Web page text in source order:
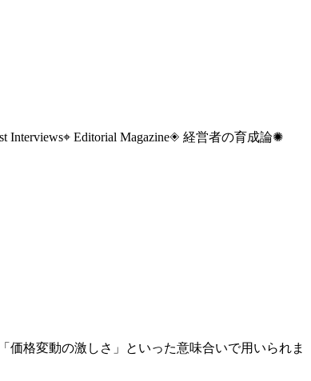
Interviews⌖ Editorial Magazine◈ 経営者の育成論✺
格変動の激しさ」といった意味合いで用いられま